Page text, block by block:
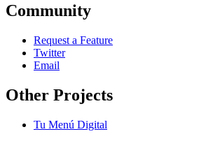
Community
Request a Feature
Twitter
Email
Other Projects
Tu Menú Digital